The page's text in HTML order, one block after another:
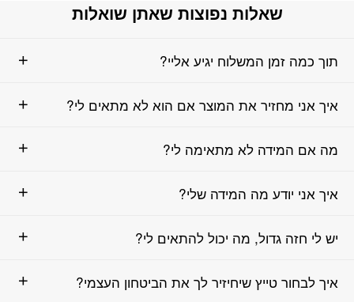
שאלות נפוצות שאתן שואלות
תוך כמה זמן המשלוח יגיע אליי?
איך אני מחזיר את המוצר אם הוא לא מתאים לי?
מה אם המידה לא מתאימה לי?
איך אני יודע מה המידה שלי?
יש לי חזה גדול, מה יכול להתאים לי?
איך לבחור טייץ שיחיזיר לך את הביטחון העצמי?